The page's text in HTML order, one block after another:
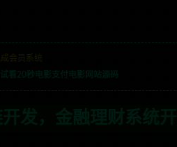
会员系统
试看20秒电影支付电影网站源码
系统开发，行业不